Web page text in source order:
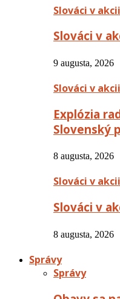
Slováci v akcii
Slováci v
9 augusta, 2026
Slováci v akcii
Explózia
Slovenský
8 augusta, 2026
Slováci v akcii
Slováci v
8 augusta, 2026
Správy
Správy